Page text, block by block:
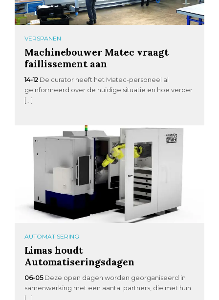
VERSPANEN
Machinebouwer Matec vraagt
faillissement aan
14-12 De curator heeft het Matec-personeel al
geïnformeerd over de huidige situatie en hoe verder
[…]
AUTOMATISERING
Limas houdt
Automatiseringsdagen
06-05 Deze open dagen worden georganiseerd in
samenwerking met een aantal partners, die met hun
[…]